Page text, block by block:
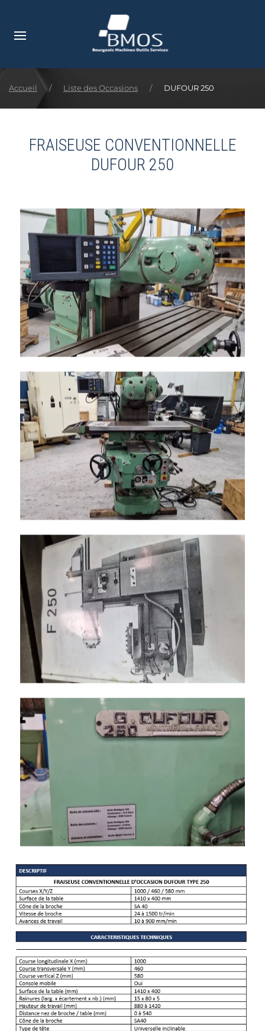
Accéder au contenu principal
Accueil Liste des Occasions DUFOUR 250
FRAISEUSE CONVENTIONNELLE
DUFOUR 250